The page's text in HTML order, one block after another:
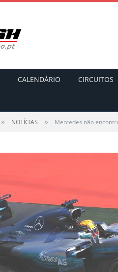
CALENDÁRIO CIRCUITOS
» NOTÍCIAS » Mercedes não